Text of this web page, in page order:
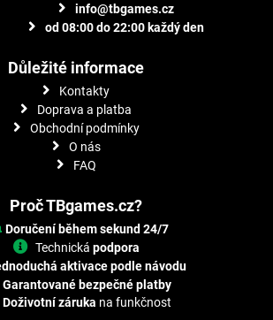
info@tbgames.cz
od 08:00 do 22:00 každý den
Důležité informace
Kontakty
Doprava a platba
Obchodní podmínky
O nás
FAQ
Proč TBgames.cz?
Doručení během sekund 24/7
Technická podpora
aktivace podle návodu
Garantované bezpečné platby
Doživotní záruka na funkčnost